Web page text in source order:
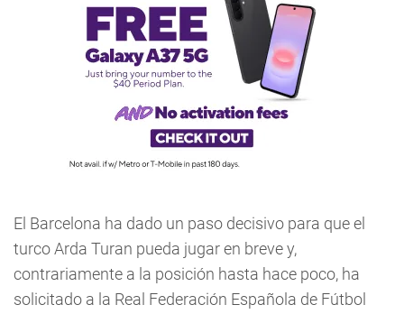
El Barcelona ha dado un paso decisivo para que el
turco Arda Turan pueda jugar en breve y,
contrariamente a la posición hasta hace poco, ha
solicitado a la Real Federación Española de Fútbol